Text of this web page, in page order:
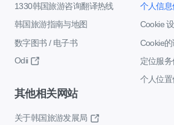
1330韩国旅游咨询翻译热线
韩国旅游指南与地图
数字图书 / 电子书
Odii
个人信
Cookie
Cookie的
定位服
个人位
其他相关网站
关于韩国旅游发展局